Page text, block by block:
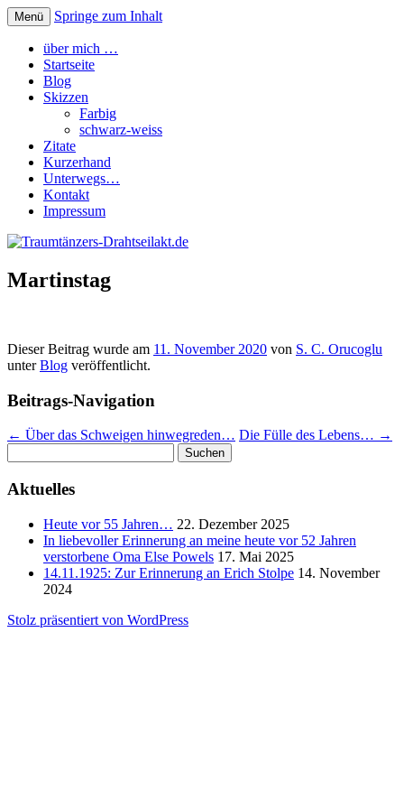
Traumtänzers-Drahtseilakt.de
Menü Springe zum Inhalt
über mich …
Startseite
Blog
Skizzen
Farbig
schwarz-weiss
Zitate
Kurzerhand
Unterwegs…
Kontakt
Impressum
Martinstag
Dieser Beitrag wurde am 11. November 2020 von S. C. Orucoglu
unterBlog veröffentlicht.
Beitrags-Navigation
← Über das Schweigen hinwegreden… Die Fülle des Lebens… →
nach:
Aktuelles
Heute vor 55 Jahren… 22. Dezember 2025
In liebevoller Erinnerung an meine heute vor 52 Jahren
verstorbene Oma Else Powels 17. Mai 2025
14.11.1925: Zur Erinnerung an Erich Stolpe 14. November
2024
Stolz präsentiert von WordPress